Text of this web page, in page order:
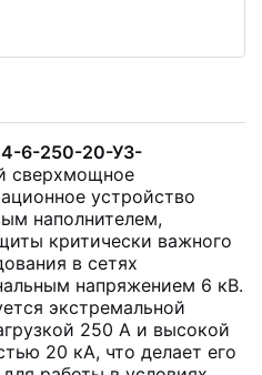
6-250-20-У3-
сверхмощное
устройство
наполнителем,
критически важного
в сетях
напряжением 6 кВ.
экстремальной
250 А и высокой
20 кА, что делает его